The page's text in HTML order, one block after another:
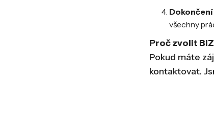
Dokončení
všechny
Proč zvolit
Pokud máte
kontaktovat.